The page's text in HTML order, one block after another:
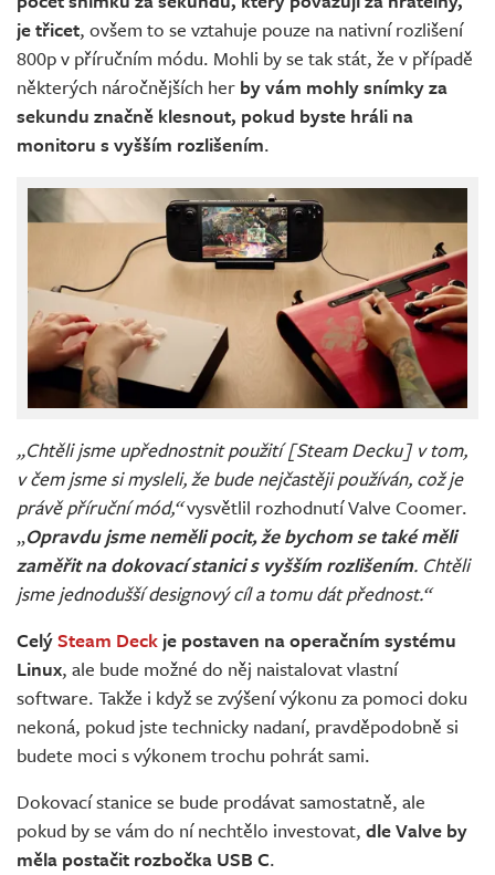
je třicet, ovšem to se vztahuje pouze na nativní rozlišení
800p v příručním módu. Mohli by se tak stát, že v případě
některých náročnějších her by vám mohly snímky za
sekundu značně klesnout, pokud byste hráli na
monitoru s vyšším rozlišením.
„Chtěli jsme upřednostnit použití [Steam Decku] v tom,
v čem jsme si mysleli, že bude nejčastěji používán, což je
právě příruční mód,“vysvětlil rozhodnutí Valve Coomer.
„Opravdu jsme neměli pocit, že bychom se také měli
zaměřit na dokovací stanici s vyšším rozlišením. Chtěli
jsme jednodušší designový cíl a tomu dát přednost.“
CelýSteam Deck je postaven na operačním systému
Linux, ale bude možné do něj naistalovat vlastní
software. Takže i když se zvýšení výkonu za pomoci doku
nekoná, pokud jste technicky nadaní, pravděpodobně si
budete moci s výkonem trochu pohrát sami.
Dokovací stanice se bude prodávat samostatně, ale
pokud by se vám do ní nechtělo investovat, dle Valve by
měla postačit rozbočka USB C.